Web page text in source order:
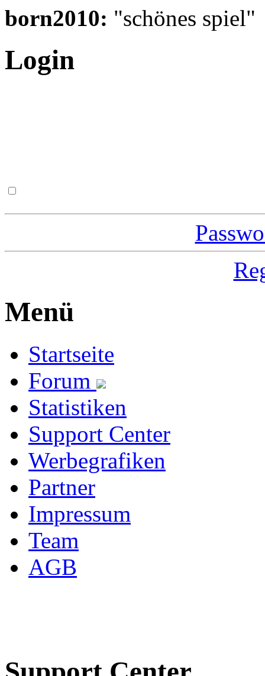
born2010: "schönes spiel"
Login
Menü
Startseite
Forum
Statistiken
Support Center
Werbegrafiken
Partner
Impressum
Team
AGB